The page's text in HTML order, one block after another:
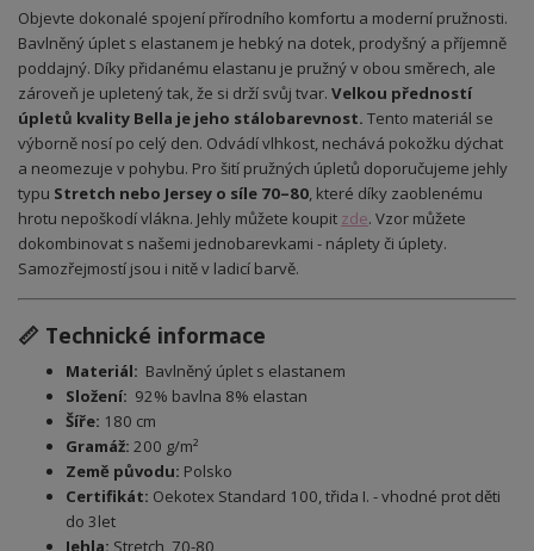
Objevte dokonalé spojení přírodního komfortu a moderní pružnosti.
Bavlněný úplet s elastanem je hebký na dotek, prodyšný a příjemně
poddajný. Díky přidanému elastanu je pružný v obou směrech, ale
zároveň je upletený tak, že si drží svůj tvar. Velkou předností
úpletů kvality Bella je jeho stálobarevnost. Tento materiál se
výborně nosí po celý den. Odvádí vlhkost, nechává pokožku dýchat
a neomezuje v pohybu. Pro šití pružných úpletů doporučujeme jehly
typu Stretch nebo Jersey o síle 70–80, které díky zaoblenému
hrotu nepoškodí vlákna. Jehly můžete koupit zde. Vzor můžete
dokombinovat s našemi jednobarevkami - náplety či úplety.
Samozřejmostí jsou i nitě v ladicí barvě.
📏 Technické informace
Materiál: Bavlněný úplet s elastanem
Složení: 92% bavlna 8% elastan
Šíře: 180 cm
Gramáž: 200 g/m²
Země původu: Polsko
Certifikát: Oekotex Standard 100, třida I. - vhodné prot děti
do 3let
Jehla: Stretch, 70-80